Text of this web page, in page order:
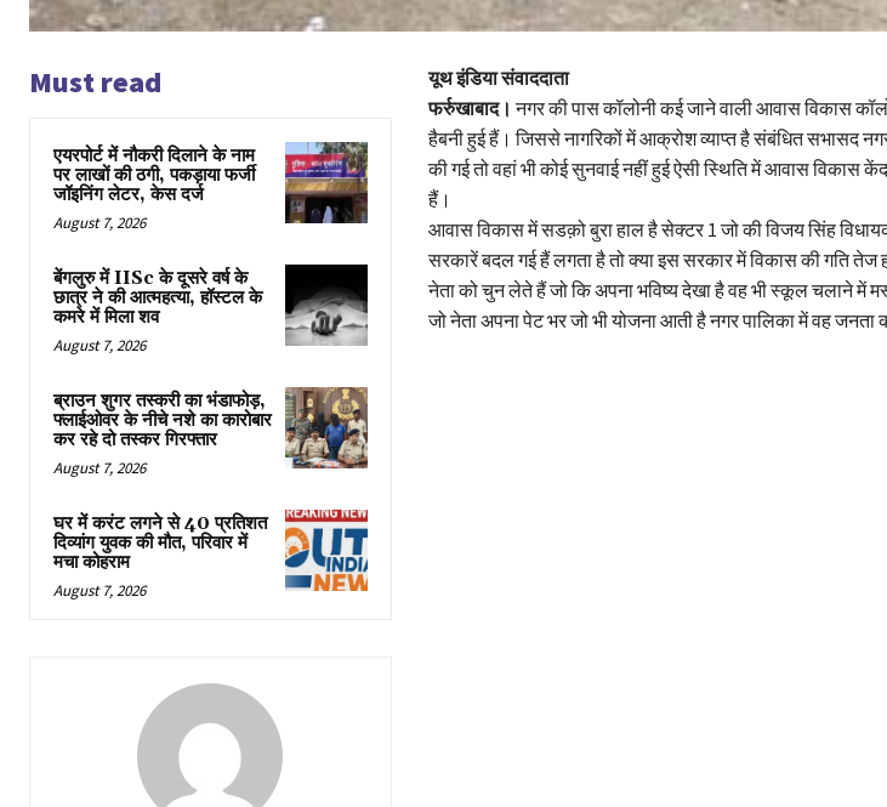
Must read
एयरपोर्ट में नौकरी दिलाने के नाम
पर लाखों की ठगी, पकड़ाया फर्जी
जॉइनिंग लेटर, केस दर्ज
August 7, 2026
बेंगलुरु में IISc के दूसरे वर्ष के
छात्र ने की आत्महत्या, हॉस्टल के
कमरे में मिला शव
August 7, 2026
ब्राउन शुगर तस्करी का भंडाफोड़,
फ्लाईओवर के नीचे नशे का कारोबार
कर रहे दो तस्कर गिरफ्तार
August 7, 2026
घर में करंट लगने से 40 प्रतिशत
दिव्यांग युवक की मौत, परिवार में
मचा कोहराम
August 7, 2026
यूथ इंडिया संवाददाता
फर्रुखाबाद। नगर की पास कॉलोनी कई जाने वाली आवास विकास
हैबनी हुई हैं। जिससे नागरिकों में आक्रोश व्याप्त है संबंधित सभासद
की गई तो वहां भी कोई सुनवाई नहीं हुई ऐसी स्थिति में आवास विकास
हैं।
आवास विकास में सडक़ो बुरा हाल है सेक्टर 1 जो की विजय सिंह
सरकारें बदल गई हैं लगता है तो क्या इस सरकार में विकास की गति तेज
नेता को चुन लेते हैं जो कि अपना भविष्य देखा है वह भी स्कूल चलाने में
जो नेता अपना पेट भर जो भी योजना आती है नगर पालिका में वह जनता